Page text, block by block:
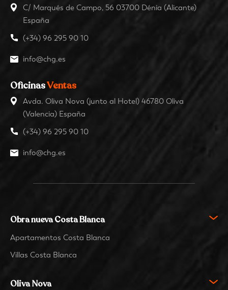
C/ Marqués de Campo, 56 03700 Dénia (Alicante)
España
(+34) 96 295 90 10
info@chg.es
OficinasVentas
Avda. Oliva Nova (junto al Hotel) 46780 Oliva
(Valencia) España
(+34) 96 295 90 10
info@chg.es
Obra nueva Costa Blanca
Apartamentos Costa Blanca
Villas Costa Blanca
Oliva Nova